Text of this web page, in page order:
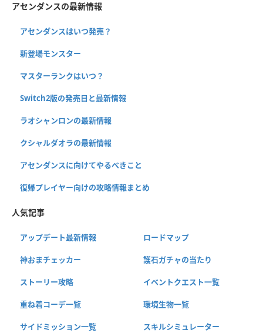
アセンダンスの最新情報
アセンダンスはいつ発売？
新登場モンスター
マスターランクはいつ？
Switch2版の発売日と最新情報
ラオシャンロンの最新情報
クシャルダオラの最新情報
アセンダンスに向けてやるべきこと
復帰プレイヤー向けの攻略情報まとめ
人気記事
アップデート最新情報 ロードマップ
神おまチェッカー 護石ガチャの当たり
ストーリー攻略 イベントクエスト一覧
重ね着コーデ一覧 環境生物一覧
サイドミッション一覧 スキルシミュレーター